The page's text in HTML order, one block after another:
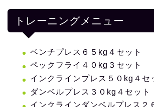
トレーニングメニュー
ベンチプレス６５kg４セット
ペックフライ４０kg３セット
インクラインプレス５０kg４セ
ダンベルプレス３０kg４セット
インクラインダンベルプレス２